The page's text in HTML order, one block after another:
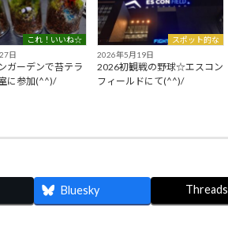
これ！いいね☆
日
ガーデンで苔テラ
に参加(^^)/
スポット的な
2026年5月19日
2026初観戦の野球☆エスコン
フィールドにて(^^)/
Bluesky Threads